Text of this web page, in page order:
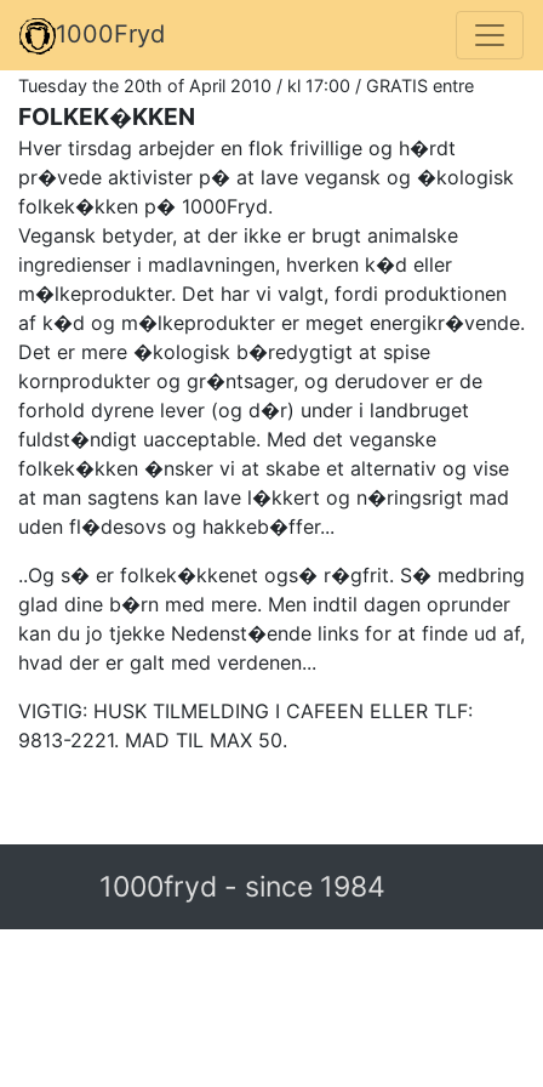
1000Fryd
Tuesday the 20th of April 2010 / kl 17:00 / GRATIS entre
FOLKEK�KKEN
Hver tirsdag arbejder en flok frivillige og h�rdt
pr�vede aktivister p� at lave vegansk og �kologisk
folkek�kken p� 1000Fryd.
Vegansk betyder, at der ikke er brugt animalske
ingredienser i madlavningen, hverken k�d eller
m�lkeprodukter. Det har vi valgt, fordi produktionen
af k�d og m�lkeprodukter er meget energikr�vende.
Det er mere �kologisk b�redygtigt at spise
kornprodukter og gr�ntsager, og derudover er de
forhold dyrene lever (og d�r) under i landbruget
fuldst�ndigt uacceptable. Med det veganske
folkek�kken �nsker vi at skabe et alternativ og vise
at man sagtens kan lave l�kkert og n�ringsrigt mad
uden fl�desovs og hakkeb�ffer...
..Og s� er folkek�kkenet ogs� r�gfrit. S� medbring
glad dine b�rn med mere. Men indtil dagen oprunder
kan du jo tjekke Nedenst�ende links for at finde ud af,
hvad der er galt med verdenen...
VIGTIG: HUSK TILMELDING I CAFEEN ELLER TLF:
9813-2221. MAD TIL MAX 50.
1000fryd - since 1984